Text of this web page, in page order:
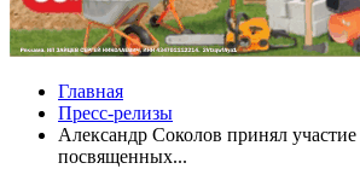
Главная
Пресс-релизы
Александр Соколов принял
посвященных...